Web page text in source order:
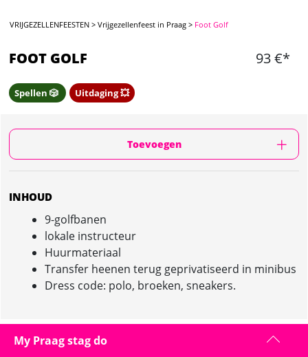
VRIJGEZELLENFEESTEN >Vrijgezellenfeest in Praag > Foot Golf
FOOT GOLF 93 €*
Spellen 🎲 Uitdaging 💥
Toevoegen
INHOUD
9-golfbanen
lokale instructeur
Huurmateriaal
Transfer heenen terug geprivatiseerd in minibus
Dress code: polo, broeken, sneakers.
FOOT GOLF IN PRAAG : PRESENTATIE
My Praag stag do